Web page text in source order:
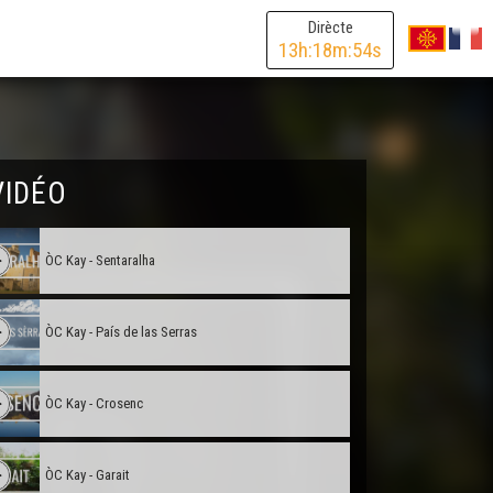
Dirècte
13h:18m:54s
ÒC Kay - Agen
ÒC Kay - Sentaralha
ÒC Kay - País de las Serras
ÒC Kay - Crosenc
ÒC Kay - Garait